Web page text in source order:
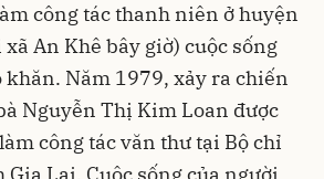
công tác thanh niên ở huyện
An Khê bây giờ) cuộc sống
khăn. Năm 1979, xảy ra chiến
Nguyễn Thị Kim Loan được
công tác văn thư tại Bộ chỉ